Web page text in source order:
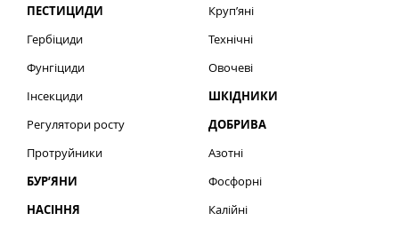
ПЕСТИЦИДИ
Гербіциди
Фунгіциди
Інсекциди
Регулятори росту
Протруйники
БУР’ЯНИ
НАСІННЯ
Круп’яні
Технічні
Овочеві
ШКІДНИКИ
ДОБРИВА
Азотні
Фосфорні
Калійні